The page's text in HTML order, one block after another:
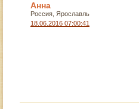
Анна
Россия, Ярославль
18.06.2016 07:00:41